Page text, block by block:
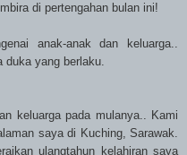
di pertengahan bulan ini!
anak-anak dan keluarga..
duka yang berlaku.
keluarga pada mulanya.. Kami
saya di Kuching, Sarawak.
ulangtahun kelahiran saya